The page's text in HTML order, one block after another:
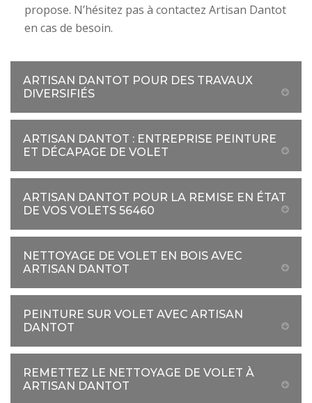
propose. N’hésitez pas à contactez Artisan Dantot
en cas de besoin.
ARTISAN DANTOT POUR DES TRAVAUX
DIVERSIFIÉS
ARTISAN DANTOT : ENTREPRISE PEINTURE
ET DÉCAPAGE DE VOLET
ARTISAN DANTOT POUR LA REMISE EN ÉTAT
DE VOS VOLETS 56460
NETTOYAGE DE VOLET EN BOIS AVEC
ARTISAN DANTOT
PEINTURE SUR VOLET AVEC ARTISAN
DANTOT
REMETTEZ LE NETTOYAGE DE VOLET À
ARTISAN DANTOT